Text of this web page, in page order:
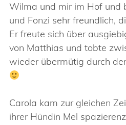
Wilma und mir im Hof und
und Fonzi sehr freundlich,
Er freute sich über
von Matthias und tobte
wieder übermütig durch
Carola kam zur gleichen
ihrer Hündin Mel